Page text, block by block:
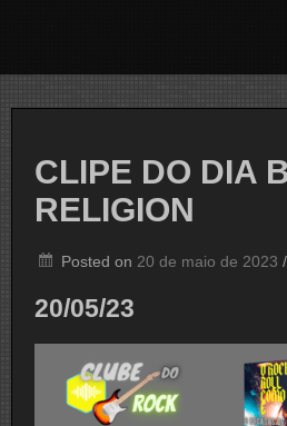
CLIPE DO DIA
RELIGION
Posted on 20 de maio de 2023 /
20/05/23